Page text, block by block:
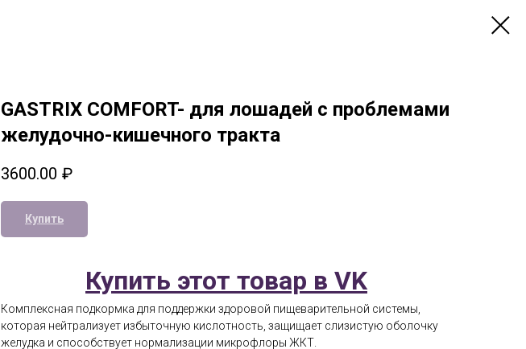
GASTRIX COMFORT- для лошадей с проблемами
желудочно-кишечного тракта
3600.00 ₽
Купить
Купить этот товар в VK
Комплексная подкормка для поддержки здоровой пищеварительной системы,
которая нейтрализует избыточную кислотность, защищает слизистую оболочку
желудка и способствует нормализации микрофлоры ЖКТ.